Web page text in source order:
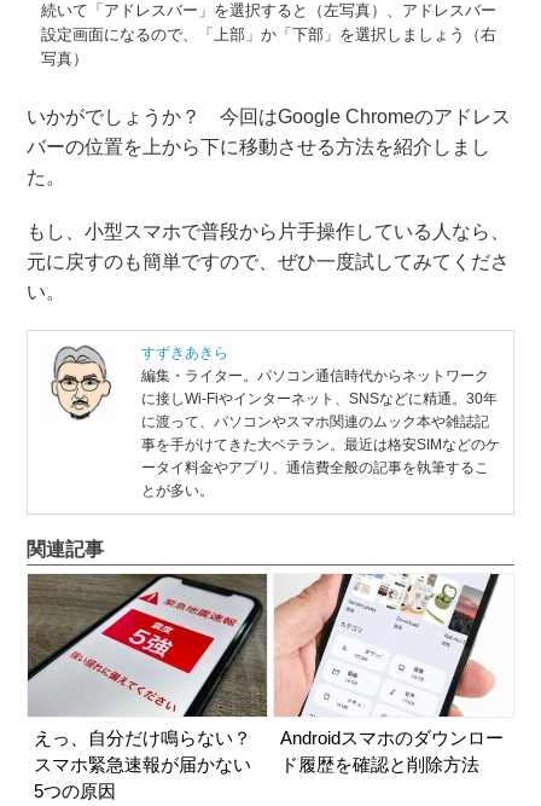
続いて「アドレスバー」を選択すると（左写真）、アドレスバー
設定画面になるので、「上部」か「下部」を選択しましょう（右
写真）
いかがでしょうか？ 今回はGoogle Chromeのアドレス
バーの位置を上から下に移動させる方法を紹介しまし
た。
もし、小型スマホで普段から片手操作している人なら、
元に戻すのも簡単ですので、ぜひ一度試してみてくださ
い。
すずきあきら
編集・ライター。パソコン通信時代からネットワーク
に接しWi-Fiやインターネット、SNSなどに精通。30年
に渡って、パソコンやスマホ関連のムック本や雑誌記
事を手がけてきた大ベテラン。最近は格安SIMなどのケ
ータイ料金やアプリ、通信費全般の記事を執筆するこ
とが多い。
関連記事
えっ、自分だけ鳴らない？
スマホ緊急速報が届かない
5つの原因
Androidスマホのダウンロー
ド履歴を確認と削除方法